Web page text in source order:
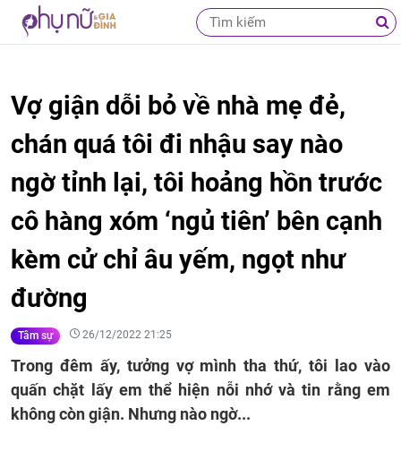
Vợ giận dỗi bỏ về nhà mẹ đẻ,
chán quá tôi đi nhậu say nào
ngờ tỉnh lại, tôi hoảng hồn trước
cô hàng xóm ‘ngủ tiên’ bên cạnh
kèm cử chỉ âu yếm, ngọt như
đường
Tâm sự 26/12/2022 21:25
Trong đêm ấy, tưởng vợ mình tha thứ, tôi lao vào
quấn chặt lấy em thể hiện nỗi nhớ và tin rằng em
không còn giận. Nhưng nào ngờ...